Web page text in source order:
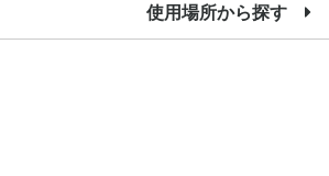
使用場所から探す